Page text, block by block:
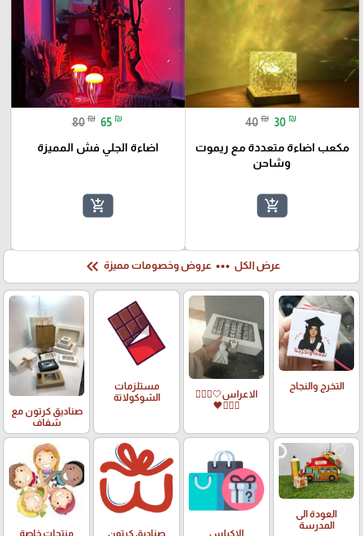
40 ₪ 30 ₪
مكعب اضاءة متعددة مع ريموت
وشاحن
add_shopping_cart
80 ₪ 65 ₪
اضاءة الجلي فش المميزة
add_shopping_cart
عرض الكل more_horiz عروض وخصومات مميزة keyboard_double_arrow_left
التخرج والنجاح
الاعراس🤍🤵🏻‍♀️
👰🏻‍♀️🖤
مستلزمات
الشوكولاتة
صناديق كرتون مع
شفاف
العودة الى
المدرسة
الاكياس
صناديق كرتون
منتجات خاصة